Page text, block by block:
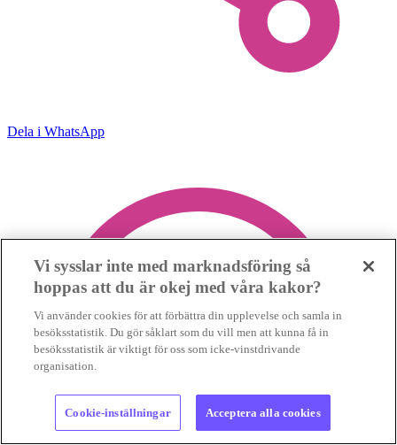
Dela i WhatsApp
Vi sysslar inte med marknadsföring så
hoppas att du är okej med våra kakor?
Vi använder cookies för att förbättra din upplevelse och samla in
besöksstatistik. Du gör såklart som du vill men att kunna få in
besöksstatistik är viktigt för oss som icke-vinstdrivande
organisation.
Cookie-inställningar Acceptera alla cookies